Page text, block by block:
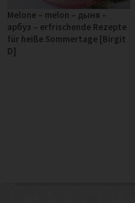
Melone – melon – дыня –
арбуз – erfrischende Rezepte
für heiße Sommertage [Birgit
D]